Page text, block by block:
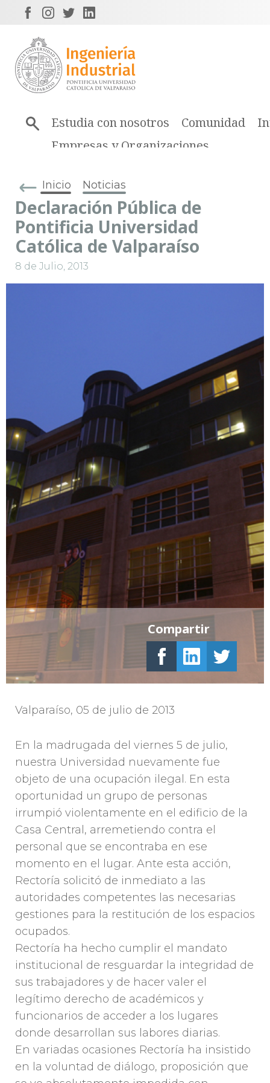
Estudia con nosotros Comunidad
Empresas y Organizaciones
Inicio Noticias
Declaración Pública de
Pontificia Universidad
Católica de Valparaíso
8 de Julio, 2013
Valparaíso, 05 de julio de 2013
En la madrugada del viernes 5 de julio,
nuestra Universidad nuevamente fue
objeto de una ocupación ilegal. En esta
oportunidad un grupo de personas
irrumpió violentamente en el edificio de la
Casa Central, arremetiendo contra el
personal que se encontraba en ese
momento en el lugar. Ante esta acción,
Rectoría solicitó de inmediato a las
autoridades competentes las necesarias
gestiones para la restitución de los espacios
ocupados.
Rectoría ha hecho cumplir el mandato
institucional de resguardar la integridad de
sus trabajadores y de hacer valer el
legítimo derecho de académicos y
funcionarios de acceder a los lugares
donde desarrollan sus labores diarias.
En variadas ocasiones Rectoría ha insistido
en la voluntad de diálogo, proposición que
Compartir